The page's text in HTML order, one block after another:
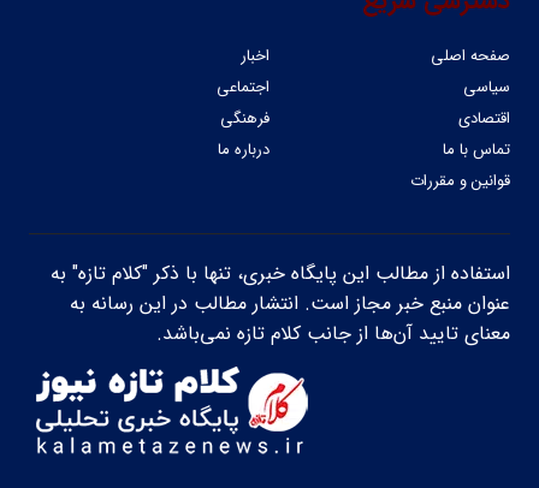
صفحه اصلی
اخبار
سیاسی
اجتماعی
اقتصادی
فرهنگی
تماس با ما
درباره ما
قوانین و مقررات
استفاده از مطالب این پایگاه خبری، تنها با ذکر "کلام تازه" به
عنوان منبع خبر مجاز است. انتشار مطالب در این رسانه به
معنای تایید آن‌ها از جانب کلام تازه نمی‌باشد.